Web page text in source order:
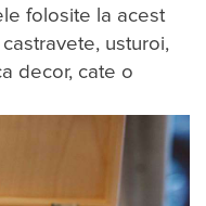
folosite la acest
usturoi,
decor, cate o